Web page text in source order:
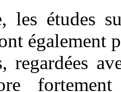
les études
également
regardées